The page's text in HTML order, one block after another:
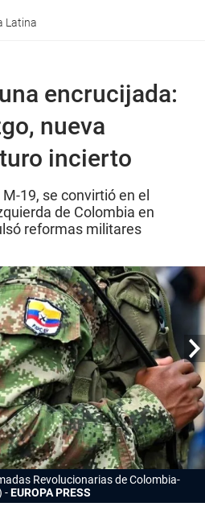
Latina
encrucijada:
nueva
incierto
19, se convirtió en el
de Colombia en
reformas militares
Revolucionarias de Colombia-
EUROPA PRESS